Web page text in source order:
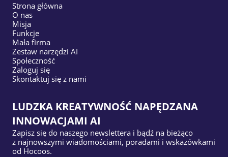
Strona główna
O nas
Misja
Funkcje
Mała firma
Zestaw narzędzi AI
Społeczność
Zaloguj się
Skontaktuj się z nami
LUDZKA KREATYWNOŚĆ NAPĘDZANA
INNOWACJAMI AI
Zapisz się do naszego newslettera i bądź na bieżąco
z najnowszymi wiadomościami, poradami i wskazówkami
od Hocoos.